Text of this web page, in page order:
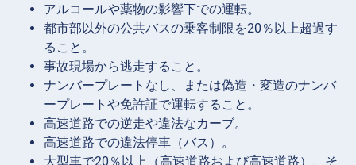
アルコールや薬物の影響下での運転。
都市部以外の公共バスの乗客制限を20％以上超過す
ること。
事故現場から逃走すること。
ナンバープレートなし、または偽造・変造のナンバ
ープレートや免許証で運転すること。
高速道路での逆走や違法なカーブ。
高速道路での違法停車（バス）。
大型車で20％以上（高速道路および高速道路）、そ